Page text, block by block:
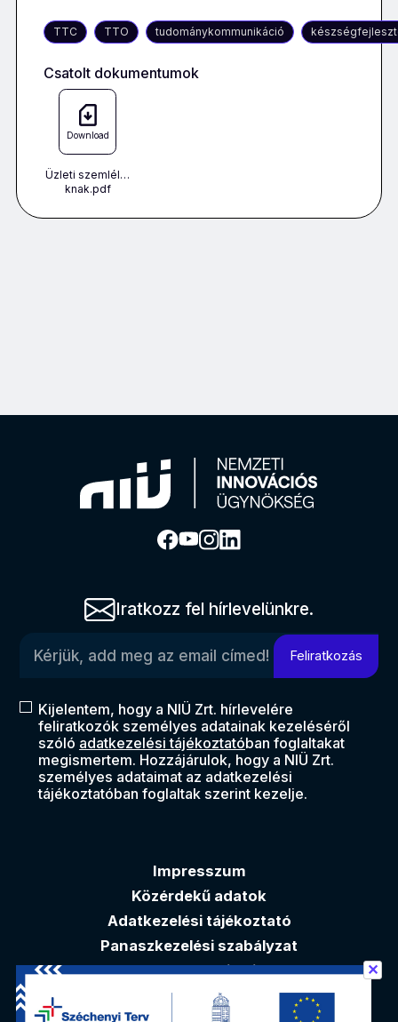
TTC TTO tudománykommunikáció
Csatolt dokumentumok
Download
Üzleti szemlél…
knak.pdf
Iratkozz fel hírlevelünkre.
Feliratkozás
Kijelentem, hogy a NIÜ Zrt. hírlevelére
feliratkozók személyes adatainak kezeléséről
szóló adatkezelési tájékoztatóban foglaltakat
megismertem. Hozzájárulok, hogy a NIÜ Zrt.
személyes adataimat az adatkezelési
tájékoztatóban foglaltak szerint kezelje.
Impresszum
Közérdekű adatok
Adatkezelési tájékoztató
Panaszkezelési szabályzat
Akadálymentesítési nyilatkozat
✕